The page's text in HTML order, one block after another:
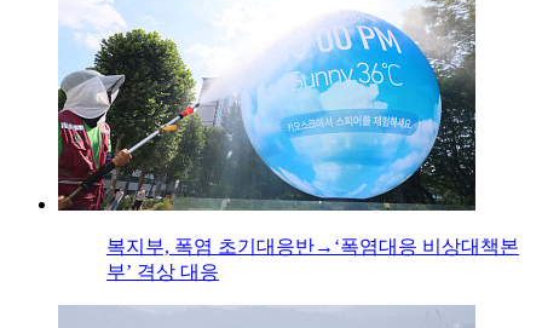
복지부, 폭염 초기대응반→‘폭염대응 비상대책본
부’ 격상 대응